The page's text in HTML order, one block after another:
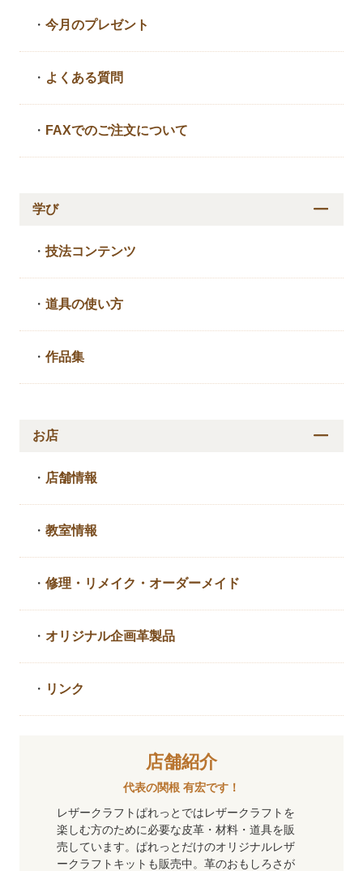
・今月のプレゼント
・ よくある質問
・ FAXでのご注文について
学び
・技法コンテンツ
・道具の使い方
・作品集
お店
・ 店舗情報
・教室情報
・修理・リメイク・ オーダーメイド
・ オリジナル企画革製品
・ リンク
店舗紹介
代表の関根 有宏です！
レザークラフトぱれっとではレザークラフトを
楽しむ方のために必要な皮革・材料・道具を販
売しています。ぱれっとだけのオリジナルレザ
ークラフトキットも販売中。革のおもしろさが